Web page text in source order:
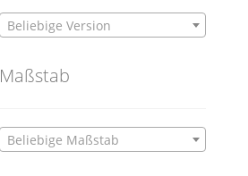
Beliebige Version
Maßstab
Beliebige Maßstab